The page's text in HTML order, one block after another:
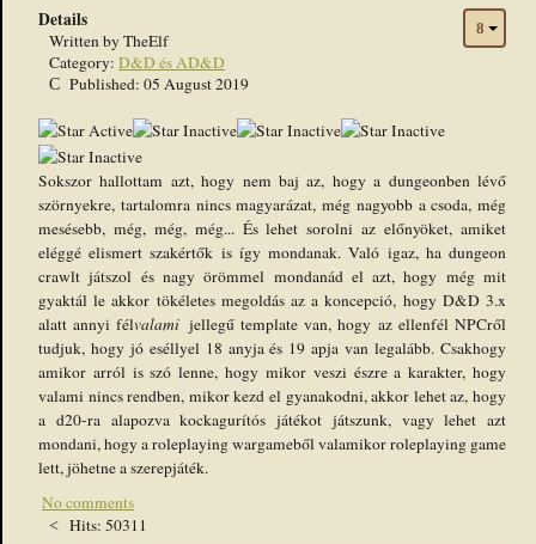
Details
Written byTheElf
Category: D&D és AD&D
Published: 05 August 2019
User
Rating:1/5
Sokszor hallottam azt, hogy nem baj az, hogy a dungeonben lévő
szörnyekre, tartalomra nincs magyarázat, még nagyobb a csoda, még
mesésebb, még, még, még... És lehet sorolni az előnyöket, amiket
eléggé elismert szakértők is így mondanak. Való igaz, ha dungeon
crawlt játszol és nagy örömmel mondanád el azt, hogy még mit
gyaktál le akkor tökéletes megoldás az a koncepció, hogy D&D 3.x
alatt annyi félvalami jellegű template van, hogy az ellenfél NPCről
tudjuk, hogy jó eséllyel 18 anyja és 19 apja van legalább. Csakhogy
amikor arról is szó lenne, hogy mikor veszi észre a karakter, hogy
valami nincs rendben, mikor kezd el gyanakodni, akkor lehet az, hogy
a d20-ra alapozva kockagurítós játékot játszunk, vagy lehet azt
mondani, hogy a roleplaying wargameből valamikor roleplaying game
lett, jöhetne a szerepjáték.
No comments
Hits: 50311